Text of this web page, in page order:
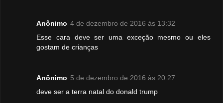
Anônimo 4 de dezembro de 2016 às 13:32
Esse cara deve ser uma exceção mesmo ou eles
gostam de crianças
Anônimo 5 de dezembro de 2016 às 20:27
deve ser a terra natal do donald trump